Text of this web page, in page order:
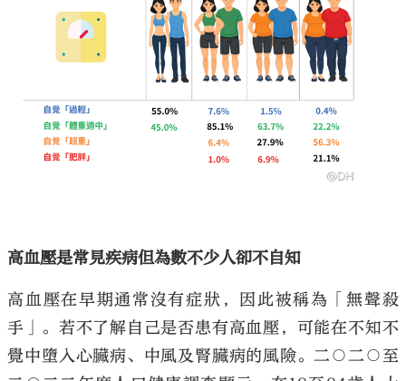
高血壓是常見疾病但為數不少人卻不自知
高血壓在早期通常沒有症狀，因此被稱為「無聲殺
手」。若不了解自己是否患有高血壓，可能在不知不
覺中墮入心臟病、中風及腎臟病的風險。二○二○至